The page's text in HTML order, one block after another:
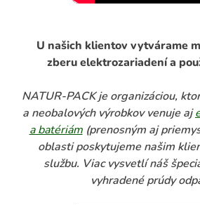
U našich klientov vytvárame
zberu elektrozariadení a
NATUR-PACK je organizáciou,
a neobalových výrobkov venuje aj
a batériám(prenosným aj
oblasti poskytujeme našim
službu. Viac vysvetlí náš
vyhradené prúdy